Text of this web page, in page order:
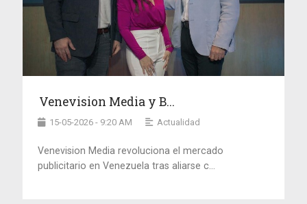
Venevision Media y B...
15-05-2026 - 9:20 AM Actualidad
Venevision Media revoluciona el mercado
publicitario en Venezuela tras aliarse c...